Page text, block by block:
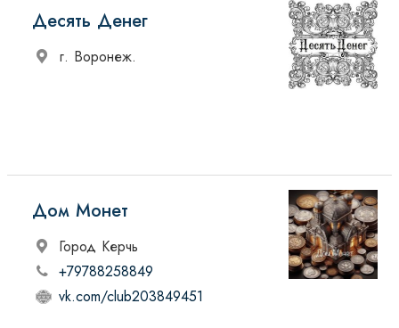
Десять Денег
г. Воронеж.
Дом Монет
Город Керчь
+79788258849
vk.com/club203849451